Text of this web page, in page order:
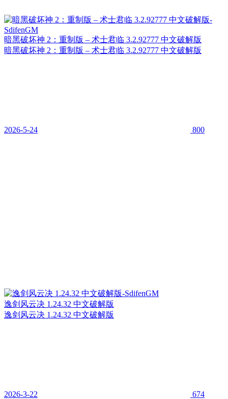
暗黑破坏神 2：重制版 – 术士君临 3.2.92777 中文破解版
暗黑破坏神 2：重制版 – 术士君临 3.2.92777 中文破解版
2026-5-24 800
逸剑风云决 1.24.32 中文破解版
逸剑风云决 1.24.32 中文破解版
2026-3-22 674